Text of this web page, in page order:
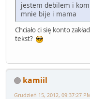
jestem debilem i
mnie bije i mama
Chciało ci się konto
tekst?
kamiil
Grudzień 15, 2012, 09:37:27